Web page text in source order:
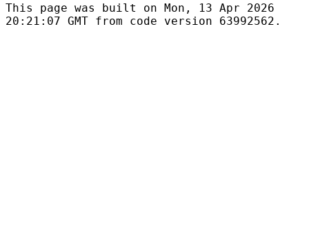
This page was built on Mon, 13 Apr 2026
20:21:07 GMT from code version 63992562.